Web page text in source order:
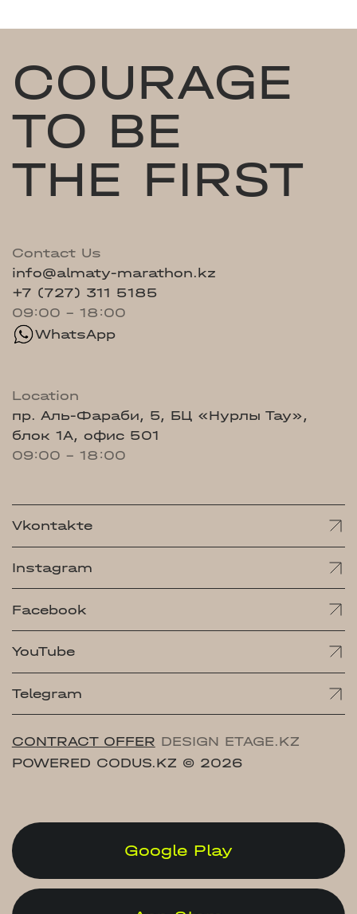
COURAGE
TO BE
THE FIRST
Contact Us
info@almaty-marathon.kz
+7 (727) 311 5185
09:00 - 18:00
WhatsApp
Location
пр. Аль-Фараби, 5, БЦ «Нурлы Тау»,
блок 1А, офис 501
09:00 - 18:00
Vkontakte
Instagram
Facebook
YouTube
Telegram
CONTRACT OFFER DESIGN ETAGE.KZ
POWERED CODUS.KZ © 2026
Google Play